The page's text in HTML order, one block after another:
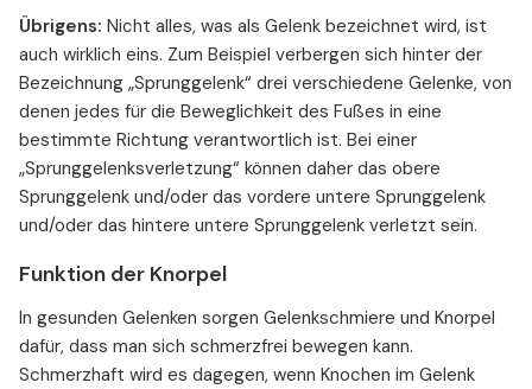
Übrigens: Nicht alles, was als Gelenk bezeichnet wird, ist
auch wirklich eins. Zum Beispiel verbergen sich hinter der
Bezeichnung „Sprunggelenk“ drei verschiedene Gelenke, von
denen jedes für die Beweglichkeit des Fußes in eine
bestimmte Richtung verantwortlich ist. Bei einer
„Sprunggelenksverletzung“ können daher das obere
Sprunggelenk und/oder das vordere untere Sprunggelenk
und/oder das hintere untere Sprunggelenk verletzt sein.
Funktion der Knorpel
In gesunden Gelenken sorgen Gelenkschmiere und Knorpel
dafür, dass man sich schmerzfrei bewegen kann.
Schmerzhaft wird es dagegen, wenn Knochen im Gelenk